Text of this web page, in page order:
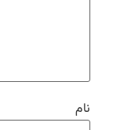
نام